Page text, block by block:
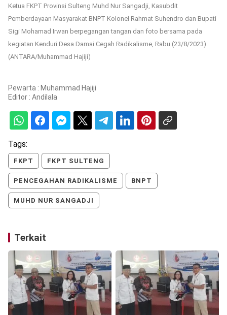
Ketua FKPT Provinsi Sulteng Muhd Nur Sangadji, Kasubdit
Pemberdayaan Masyarakat BNPT Kolonel Rahmat Suhendro dan Bupati
Sigi Mohamad Irwan berpegangan tangan dan foto bersama pada
kegiatan Kenduri Desa Damai Cegah Radikalisme, Rabu (23/8/2023).
(ANTARA/Muhammad Hajiji)
Pewarta : Muhammad Hajiji
Editor : Andilala
Tags:
FKPT FKPT SULTENG
PENCEGAHAN RADIKALISME BNPT
MUHD NUR SANGADJI
Terkait